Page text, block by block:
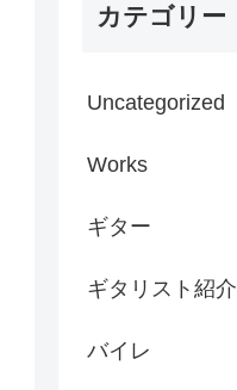
カテゴリー
Uncategorized
Works
ギター
ギタリスト紹介
バイレ